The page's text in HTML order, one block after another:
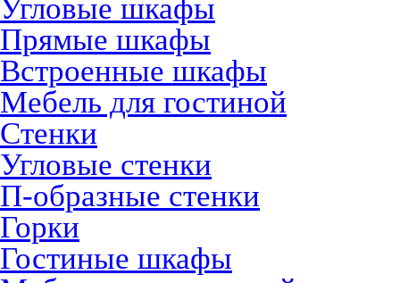
Угловые шкафы
Прямые шкафы
Встроенные шкафы
Мебель для гостиной
Стенки
Угловые стенки
П-образные стенки
Горки
Гостиные шкафы